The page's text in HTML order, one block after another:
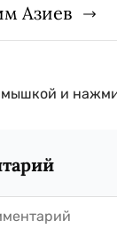
Азиев
и